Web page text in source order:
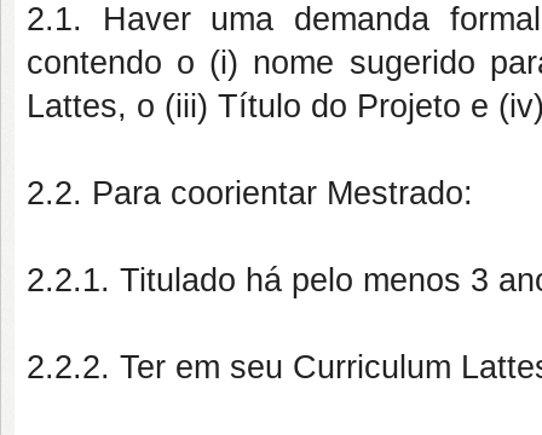
2.1. Haver uma demanda
contendo o (i) nome sugerido
Lattes, o (iii) Título do Projeto e
2.2. Para coorientar Mestrado:
2.2.1. Titulado há pelo menos 3
2.2.2. Ter em seu Curriculum